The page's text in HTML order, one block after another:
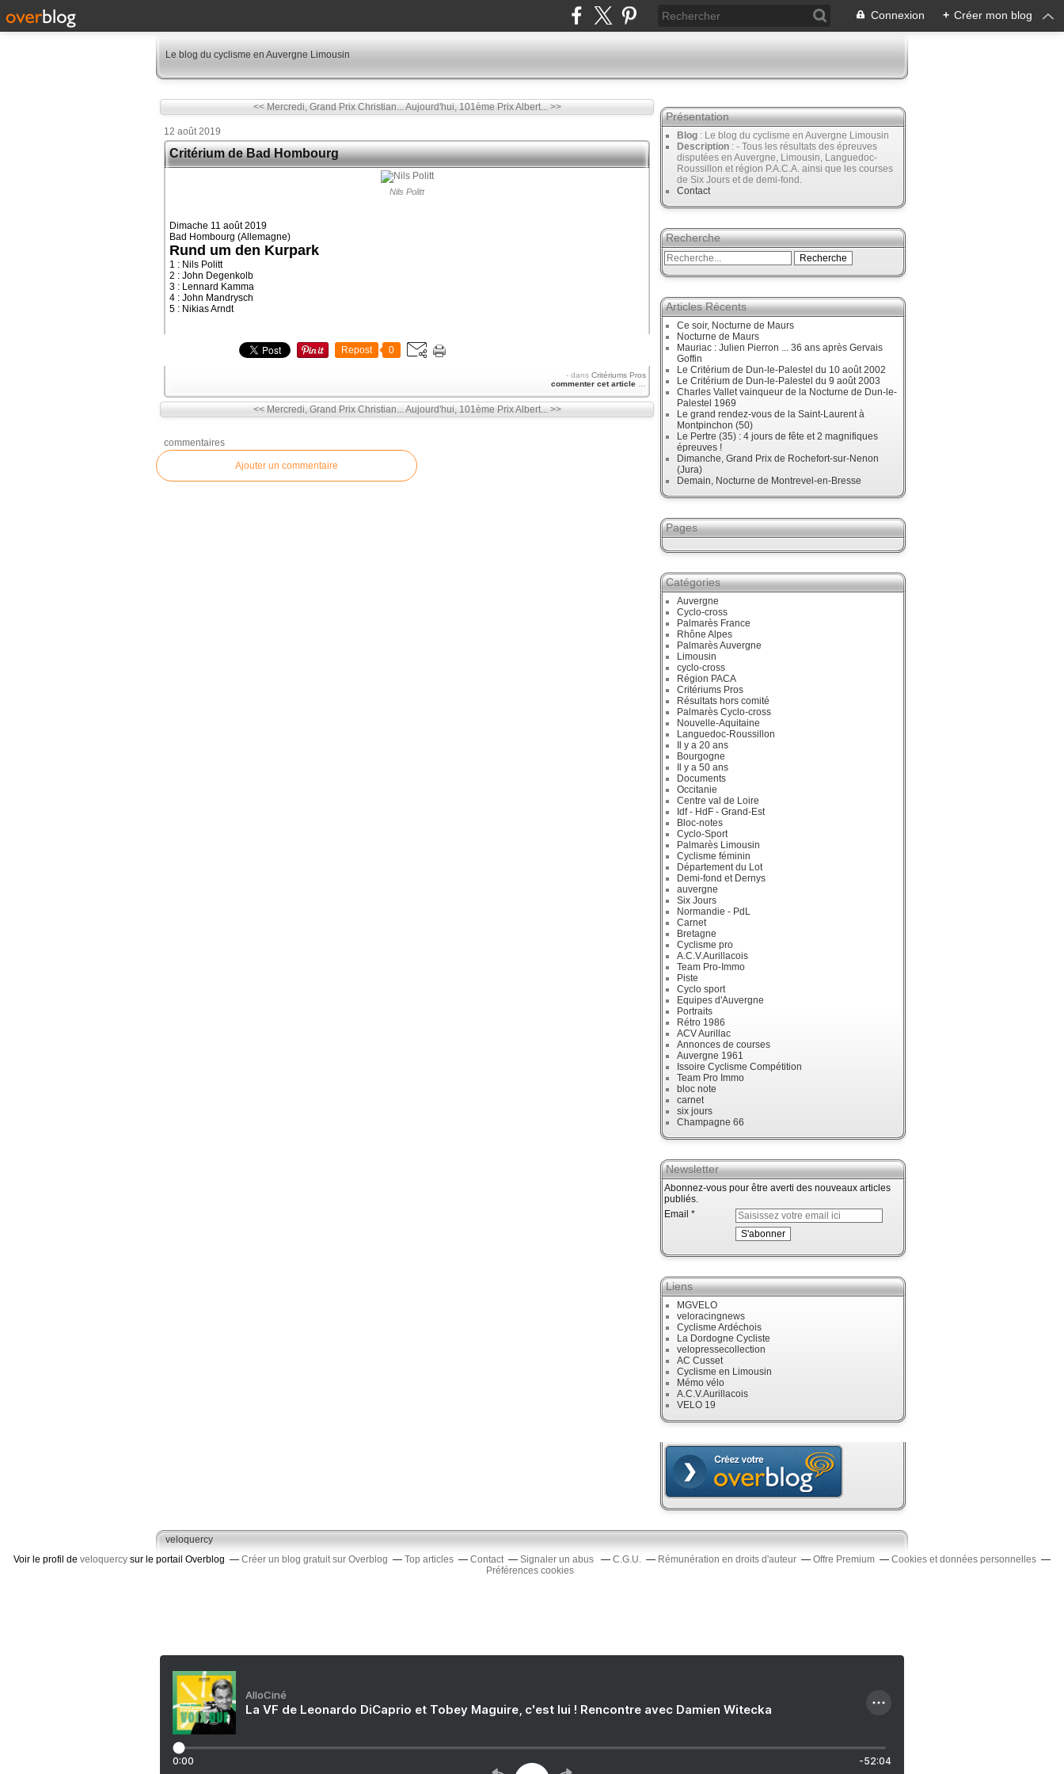
Connexion + Créer mon blog
Le blog du cyclisme en Auvergne Limousin
<< Mercredi, Grand Prix Christian...Aujourd'hui, 101ème Prix Albert... >>
12 août 2019
Critérium de Bad Hombourg
Nils Politt
Dimache 11 août 2019
Bad Hombourg (Allemagne)
Rund um den Kurpark
1 : Nils Politt
2 : John Degenkolb
3 : Lennard Kamma
4 : John Mandrysch
5 : Nikias Arndt
Repost 0
- dans Critériums Pros
commenter cet article
<< Mercredi, Grand Prix Christian...Aujourd'hui, 101ème Prix Albert... >>
commentaires
Ajouter un commentaire
Présentation
Blog : Le blog du cyclisme en Auvergne Limousin
Description : - Tous les résultats des épreuves
disputées en Auvergne, Limousin, Languedoc-
Roussillon et région P.A.C.A. ainsi que les courses
de Six Jours et de demi-fond.
Contact
Recherche
Articles Récents
Ce soir, Nocturne de Maurs
Nocturne de Maurs
Mauriac : Julien Pierron ... 36 ans après Gervais
Goffin
Le Critérium de Dun-le-Palestel du 10 août 2002
Le Critérium de Dun-le-Palestel du 9 août 2003
Charles Vallet vainqueur de la Nocturne de Dun-le-
Palestel 1969
Le grand rendez-vous de la Saint-Laurent à
Montpinchon (50)
Le Pertre (35) : 4 jours de fête et 2 magnifiques
épreuves !
Dimanche, Grand Prix de Rochefort-sur-Nenon
(Jura)
Demain, Nocturne de Montrevel-en-Bresse
Pages
Catégories
Auvergne
Cyclo-cross
Palmarès France
Rhône Alpes
Palmarès Auvergne
Limousin
cyclo-cross
Région PACA
Critériums Pros
Résultats hors comité
Palmarès Cyclo-cross
Nouvelle-Aquitaine
Languedoc-Roussillon
Il y a 20 ans
Bourgogne
Il y a 50 ans
Documents
Occitanie
Centre val de Loire
Idf - HdF - Grand-Est
Bloc-notes
Cyclo-Sport
Palmarès Limousin
Cyclisme féminin
Département du Lot
Demi-fond et Dernys
auvergne
Six Jours
Normandie - PdL
Carnet
Bretagne
Cyclisme pro
A.C.V.Aurillacois
Team Pro-Immo
Piste
Cyclo sport
Equipes d'Auvergne
Portraits
Rétro 1986
ACV Aurillac
Annonces de courses
Auvergne 1961
Issoire Cyclisme Compétition
Team Pro Immo
bloc note
carnet
six jours
Champagne 66
Newsletter
Abonnez-vous pour être averti des nouveaux articles
publiés.
Email
Liens
MGVELO
veloracingnews
Cyclisme Ardéchois
La Dordogne Cycliste
velopressecollection
AC Cusset
Cyclisme en Limousin
Mémo vélo
A.C.V.Aurillacois
VELO 19
veloquercy
Voir le profil de veloquercy sur le portail Overblog Créer un blog gratuit sur Overblog Top articles Contact Signaler un abus C.G.U. Rémunération en droits d'auteur Offre Premium
Cookies et données personnelles
Préférences cookies
AlloCiné
La VF de Leonardo DiCaprio et Tobey Maguire, c'est lui ! Rencontre avec Damien Witecka
0:00 -52:04